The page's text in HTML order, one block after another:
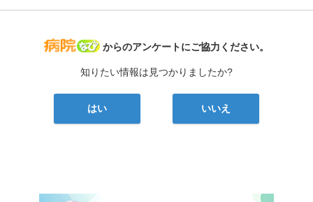
病院なび
からのアンケートにご協力ください。
知りたい情報は見つかりましたか?
はい いいえ